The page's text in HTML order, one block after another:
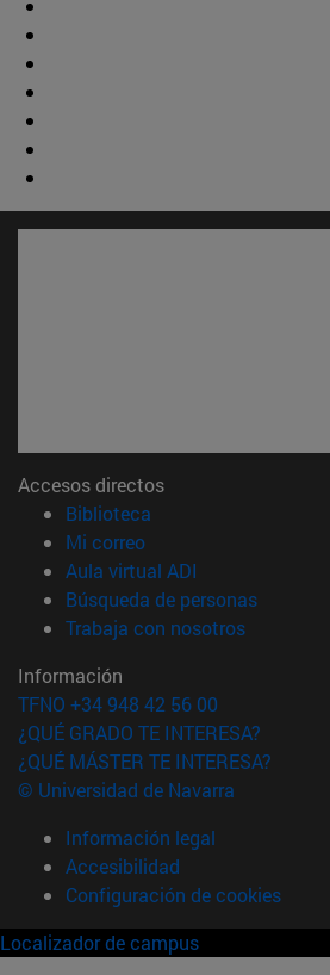
Accesos directos
Biblioteca
Mi correo(abre en nueva
Aula virtual ADI
Búsqueda de personas(abre en
Trabaja con nosotros(abre en
Información
TFNO +34 948 42 56 00
¿QUÉ GRADO TE INTERESA?
¿QUÉ MÁSTER TE INTERESA?
© Universidad de Navarra
Información legal
Accesibilidad
Configuración de cookies
Localizador de campus